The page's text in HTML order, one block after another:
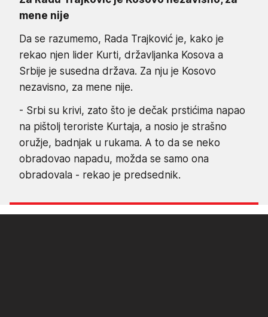
mene nije
Da se razumemo, Rada Trajković je, kako je
rekao njen lider Kurti, državljanka Kosova a
Srbije je susedna država. Za nju je Kosovo
nezavisno, za mene nije.
- Srbi su krivi, zato što je dečak prstićima napao
na pištolj teroriste Kurtaja, a nosio je strašno
oružje, badnjak u rukama. A to da se neko
obradovao napadu, možda se samo ona
obradovala - rekao je predsednik.